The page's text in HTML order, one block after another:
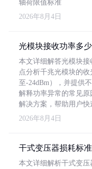
轴荷限值标准
2026年8月4日
光模块接收功率多
本文详细解答光模块
点分析千兆光模块的
至-24dBm），并提供
解释功率异常的常见
解决方案，帮助用户快
2026年8月4日
干式变压器损耗标
本文详细解析干式变